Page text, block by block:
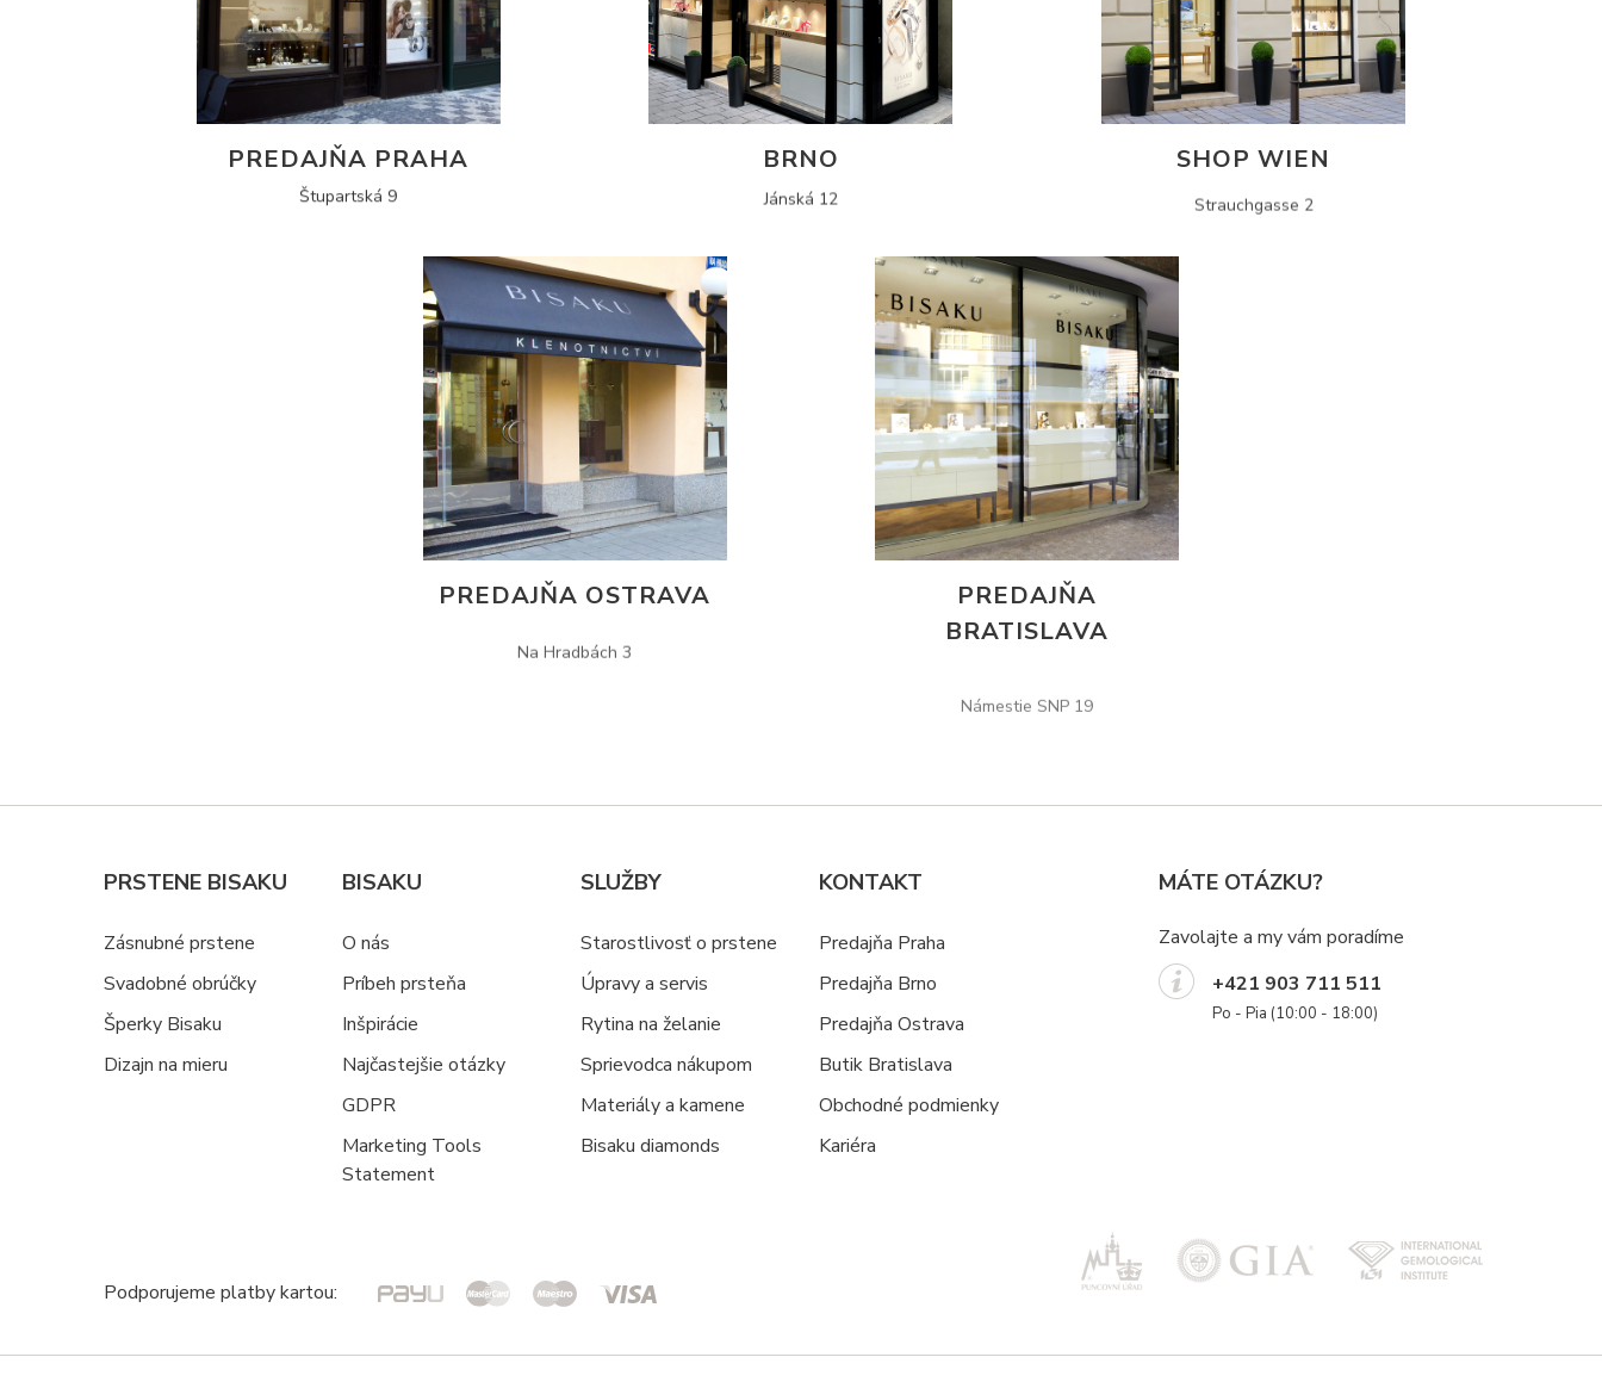
PREDAJŇA PRAHA
Štupartská 9
BRNO
Jánská 12
SHOP WIEN
Strauchgasse 2
PREDAJŇA OSTRAVA
PREDAJŇA
BRATISLAVA
PRSTENE BISAKU
Zásnubné prstene
Svadobné obrúčky
Šperky Bisaku
Dizajn na mieru
BISAKU
O nás
Príbeh prsteňa
Inšpirácie
Najčastejšie otázky
GDPR
Marketing Tools
Statement
SLUŽBY
Starostlivosť o prstene
Úpravy a servis
Rytina na želanie
Sprievodca nákupom
Materiály a kamene
Bisaku diamonds
KONTAKT
Predajňa Praha
Predajňa Brno
Predajňa Ostrava
Butik Bratislava
Obchodné podmienky
Kariéra
MÁTE OTÁZKU?
Zavolajte a my vám poradíme
+421 903 711 511
Po - Pia (10:00 - 18:00)
Podporujeme platby kartou: